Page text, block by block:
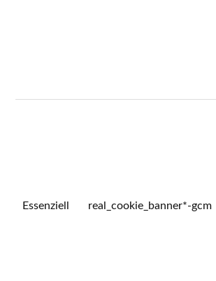
Essenziell real_cookie_banner*-gcm